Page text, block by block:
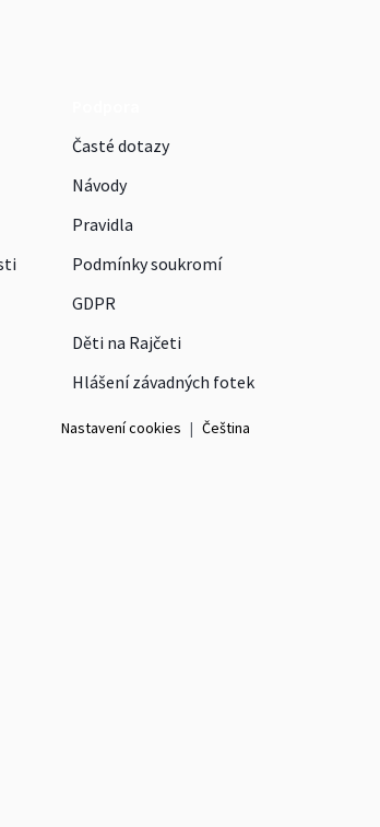
Časté dotazy
Návody
Pravidla
Podmínky soukromí
GDPR
Děti na Rajčeti
Hlášení závadných fotek
Nastavení cookies | Čeština